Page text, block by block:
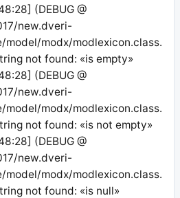
(DEBUG @
new.dveri-
modx/
not found: «is empty»
(DEBUG @
new.dveri-
modx/
not found: «is not empty»
(DEBUG @
new.dveri-
modx/
not found: «is null»